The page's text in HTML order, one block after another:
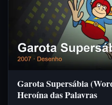
Garota Supersábia
Heroína das Palavras